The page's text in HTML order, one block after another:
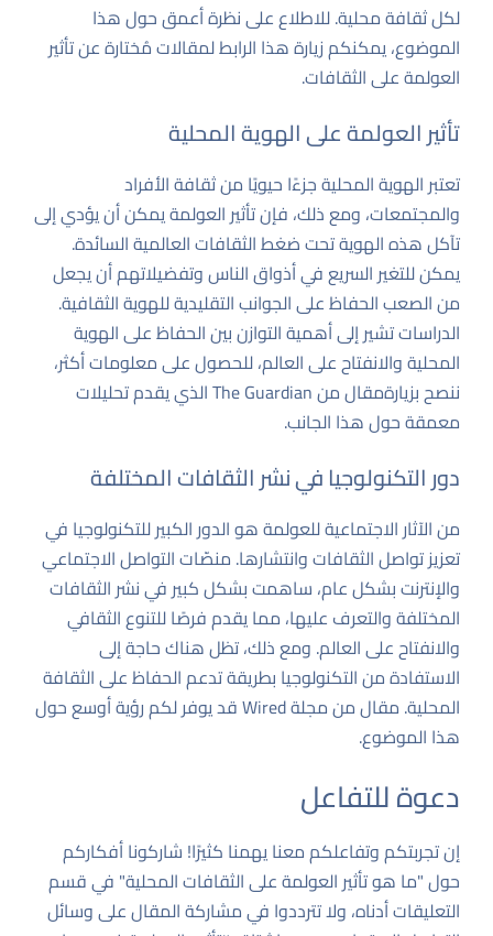
لكل ثقافة محلية. للاطلاع على نظرة أعمق حول هذا
الموضوع، يمكنكم زيارةهذا الرابطلمقالات مُختارة عن تأثير
العولمة على الثقافات.
تأثير العولمة على الهوية المحلية
تعتبر الهوية المحلية جزءًا حيويًا من ثقافة الأفراد
والمجتمعات، ومع ذلك، فإن تأثير العولمة يمكن أن يؤدي إلى
تآكل هذه الهوية تحت ضغط الثقافات العالمية السائدة.
يمكن للتغير السريع في أذواق الناس وتفضيلاتهم أن يجعل
من الصعب الحفاظ على الجوانب التقليدية للهوية الثقافية.
الدراسات تشير إلى أهمية التوازن بين الحفاظ على الهوية
المحلية والانفتاح على العالم، للحصول على معلومات أكثر،
ننصح بزيارةمقال من The Guardian
الذي يقدم تحليلات
معمقة حول هذا الجانب.
دور التكنولوجيا في نشر الثقافات المختلفة
من الآثار الاجتماعية للعولمة هو الدور الكبير للتكنولوجيا في
تعزيز تواصل الثقافات وانتشارها. منصّات التواصل الاجتماعي
والإنترنت بشكل عام، ساهمت بشكل كبير في نشر الثقافات
المختلفة والتعرف عليها، مما يقدم فرصًا للتنوع الثقافي
والانفتاح على العالم. ومع ذلك، تظل هناك حاجة إلى
الاستفادة من التكنولوجيا بطريقة تدعم الحفاظ على الثقافة
المحلية. مقال منمجلة Wired
قد يوفر لكم رؤية أوسع حول
هذا الموضوع.
دعوة للتفاعل
إن تجربتكم وتفاعلكم معنا يهمنا كثيرًا! شاركونا أفكاركم
حول "ما هو تأثير العولمة على الثقافات المحلية" في قسم
التعليقات أدناه، ولا تترددوا في مشاركة المقال على وسائل